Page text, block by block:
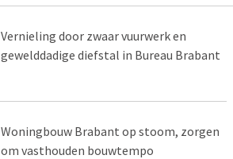
Vernieling door zwaar vuurwerk en
gewelddadige diefstal in Bureau Brabant
Woningbouw Brabant op stoom, zorgen
om vasthouden bouwtempo